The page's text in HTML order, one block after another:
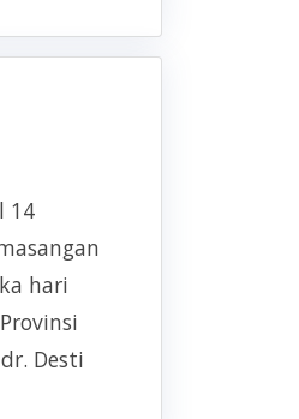
14
hari
Desti